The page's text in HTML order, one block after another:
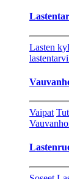
Lasten
Vaipat